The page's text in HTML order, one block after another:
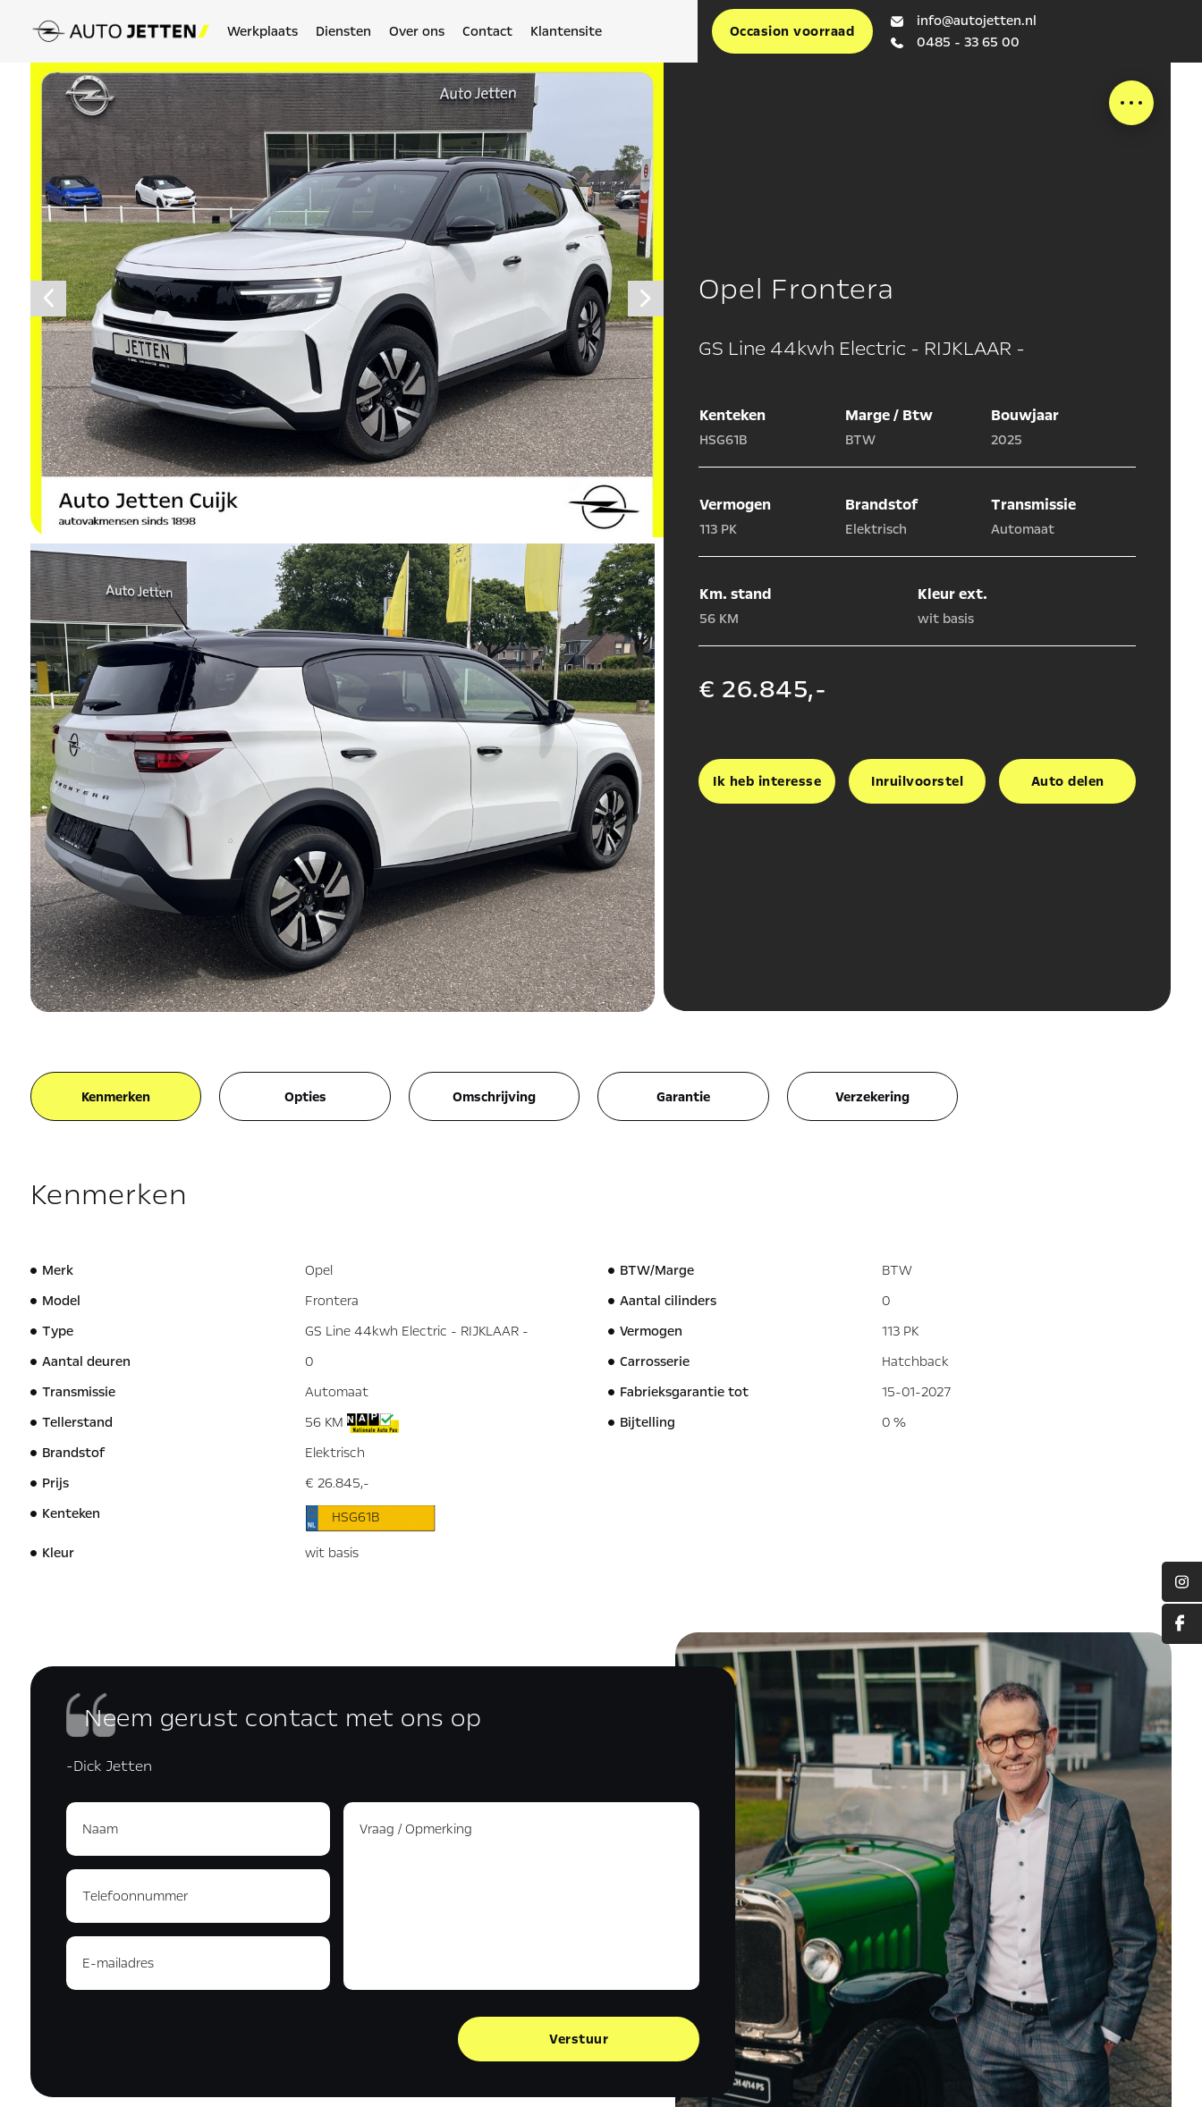
Werkplaats Diensten Over ons Contact Klantensite Occasion voorraad
info@autojetten.nl
0485 - 33 65 00
Opel Frontera
GS Line 44kwh Electric - RIJKLAAR -
Kenteken
HSG61B
Marge / Btw
BTW
Bouwjaar
2025
Vermogen
113 PK
Brandstof
Elektrisch
Transmissie
Automaat
Km. stand
56 KM
Kleur ext.
wit basis
€ 26.845,-
Ik heb interesse Inruilvoorstel Auto delen
Kenmerken Opties Omschrijving Garantie Verzekering
Kenmerken
Merk
Opel
Model
Frontera
Type
GS Line 44kwh Electric - RIJKLAAR -
Aantal deuren
0
Transmissie
Automaat
Tellerstand
56 KM
Brandstof
Elektrisch
Prijs
€ 26.845,-
Kenteken
HSG61B
Kleur
wit basis
BTW/Marge
BTW
Aantal cilinders
0
Vermogen
113 PK
Carrosserie
Hatchback
Fabrieksgarantie tot
15-01-2027
Bijtelling
0 %
Neem gerust contact met ons op
-Dick Jetten
Verstuur